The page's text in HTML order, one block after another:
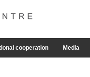
cooperation Media